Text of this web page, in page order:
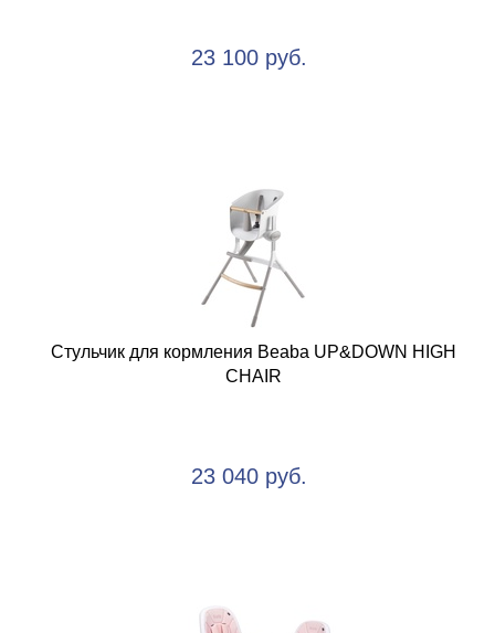
23 100 руб.
Стульчик для кормления Beaba UP&DOWN HIGH
CHAIR
23 040 руб.